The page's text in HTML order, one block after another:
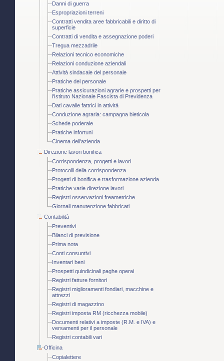
Danni di guerra
Espropriazioni terreni
Contratti vendita aree fabbricabili e diritto di
superficie
Contratti di vendita e assegnazione poderi
Tregua mezzadrile
Relazioni tecnico economiche
Relazioni conduzione aziendali
Attività sindacale del personale
Pratiche del personale
Pratiche assicurazioni agrarie e prospetti per
l'Istituto Nazionale Fascista di Previdenza
Dati cavalle fattrici in attività
Conduzione agraria: campagna bieticola
Schede poderale
Pratiche infortuni
Cinema dell'azienda
Direzione lavori bonifica
Corrispondenza, progetti e lavori
Protocolli della corrispondenza
Progetti di bonifica e trasformazione azienda
Pratiche varie direzione lavori
Registri osservazioni freametriche
Giornali manutenzione fabbricati
Contabilità
Preventivi
Bilanci di previsione
Prima nota
Conti consuntivi
Inventari beni
Prospetti quindicinali paghe operai
Registri fatture fornitori
Registri miglioramenti fondiari, macchine e
attrezzi
Registri di magazzino
Registri imposta RM (ricchezza mobile)
Documenti relativi a imposte (R.M. e IVA) e
versamenti per il personale
Registri contabili vari
Officina
Copialettere